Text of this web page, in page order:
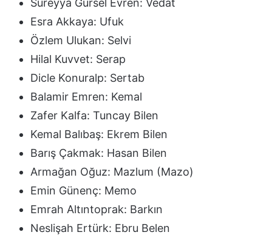
Esra Akkaya: Ufuk
Özlem Ulukan: Selvi
Hilal Kuvvet: Serap
Dicle Konuralp: Sertab
Balamir Emren: Kemal
Zafer Kalfa: Tuncay Bilen
Kemal Balıbaş: Ekrem Bilen
Barış Çakmak: Hasan Bilen
Armağan Oğuz: Mazlum (Mazo)
Emin Günenç: Memo
Emrah Altıntoprak: Barkın
Neslişah Ertürk: Ebru Belen